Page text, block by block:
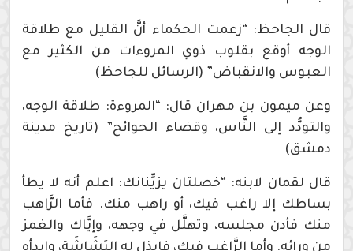
قال الجاحظ: “زعمت الحكماء أنَّ القليل مع طلاقة
الوجه أوقع بقلوب ذوي المروءات من الكثير مع
العبوس والانقباض” (الرسائل للجاحظ)
وعن ميمون بن مهران قال: “المروءة: طلاقة الوجه،
والتودُّد إلى النَّاس، وقضاء الحوائج” (تاريخ مدينة
دمشق)
قال لقمان لابنه: “خصلتان يزيِّنانك: اعلم أنه لا يطأ
بساطك إلا راغب فيك، أو راهب منك. فأما الرَّاهب
منك فأدن مجلسه، وتهلَّل في وجهه، وإيَّاك والغمز
من ورائه. وأما الرَّاغب فيك، فابذل له البَشَاشَة، وابدأه